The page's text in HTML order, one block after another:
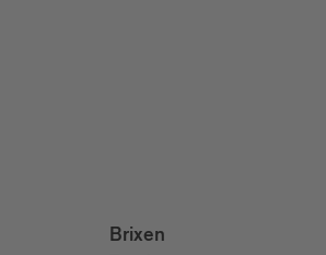
Brixen